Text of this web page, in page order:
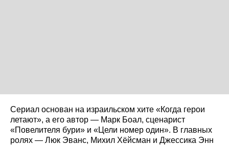
Сериал основан на израильском хите «Когда герои
летают», а его автор — Марк Боал, сценарист
«Повелителя бури» и «Цели номер один». В главных
ролях — Люк Эванс, Михил Хёйсман и Джессика Энн